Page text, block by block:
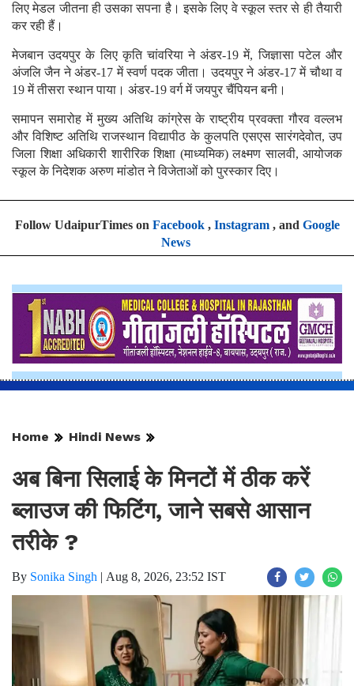
लिए मेडल जीतना ही उसका सपना है। इसके लिए वे स्कूल स्तर से ही तैयारी
कर रही हैं।
मेजबान उदयपुर के लिए कृति चांवरिया ने अंडर-19 में, जिज्ञासा पटेल और
अंजलि जैन ने अंडर-17 में स्वर्ण पदक जीता। उदयपुर ने अंडर-17 में चौथा व
19 में तीसरा स्थान पाया। अंडर-19 वर्ग में जयपुर चैंपियन बनी।
समापन समारोह में मुख्य अतिथि कांग्रेस के राष्ट्रीय प्रवक्ता गौरव वल्लभ
और विशिष्ट अतिथि राजस्थान विद्यापीठ के कुलपति एसएस सारंगदेवोत, उप
जिला शिक्षा अधिकारी शारीरिक शिक्षा (माध्यमिक) लक्ष्मण सालवी, आयोजक
स्कूल के निदेशक अरुण मांडोत ने विजेताओं को पुरस्कार दिए।
Follow UdaipurTimes on Facebook, Instagram, and Google
News
Home Hindi News
अब बिना सिलाई के मिनटों में ठीक करें
ब्लाउज की फिटिंग, जाने सबसे आसान
तरीके ?
By Sonika Singh | Aug 8, 2026, 23:52 IST